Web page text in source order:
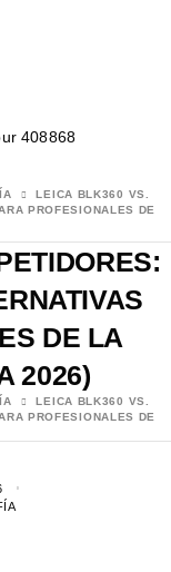
408868
LEICA BLK360 VS.
PROFESIONALES DE
DE LA
2026)
LEICA BLK360 VS.
PROFESIONALES DE